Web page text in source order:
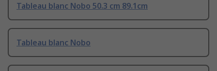
Tableau blanc Nobo 50.3 cm 89.1cm
Tableau blanc Nobo